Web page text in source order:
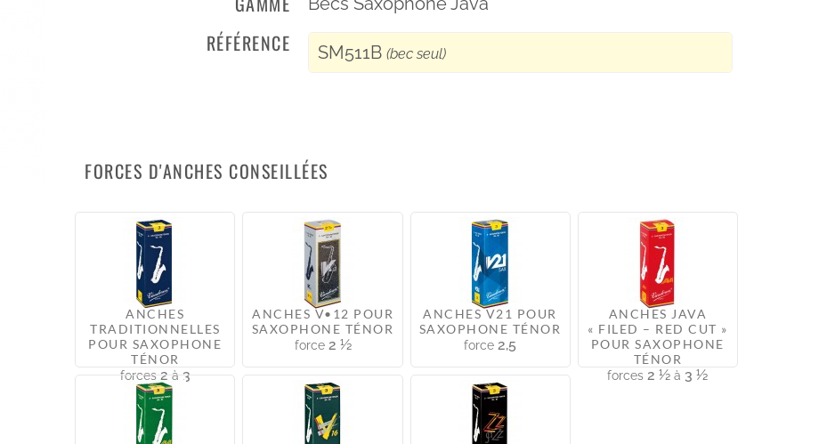
RÉFÉRENCE SM511B(bec seul)
FORCES D'ANCHES CONSEILLÉES
ANCHES
TRADITIONNELLES
POUR SAXOPHONE
TÉNOR
forces2à3
ANCHES V•12 POUR
SAXOPHONE TÉNOR
force 2 ½
ANCHES V21 POUR
SAXOPHONE TÉNOR
force 2,5
ANCHES JAVA
« FILED – RED CUT »
POUR SAXOPHONE
TÉNOR
forces 2 ½ à 3 ½